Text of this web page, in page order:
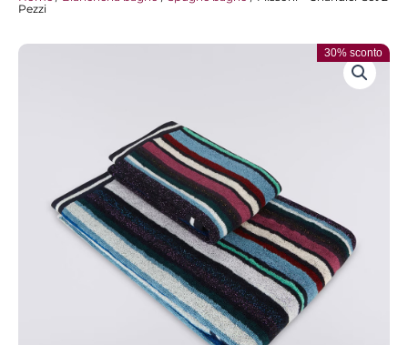
Pezzi
30% sconto